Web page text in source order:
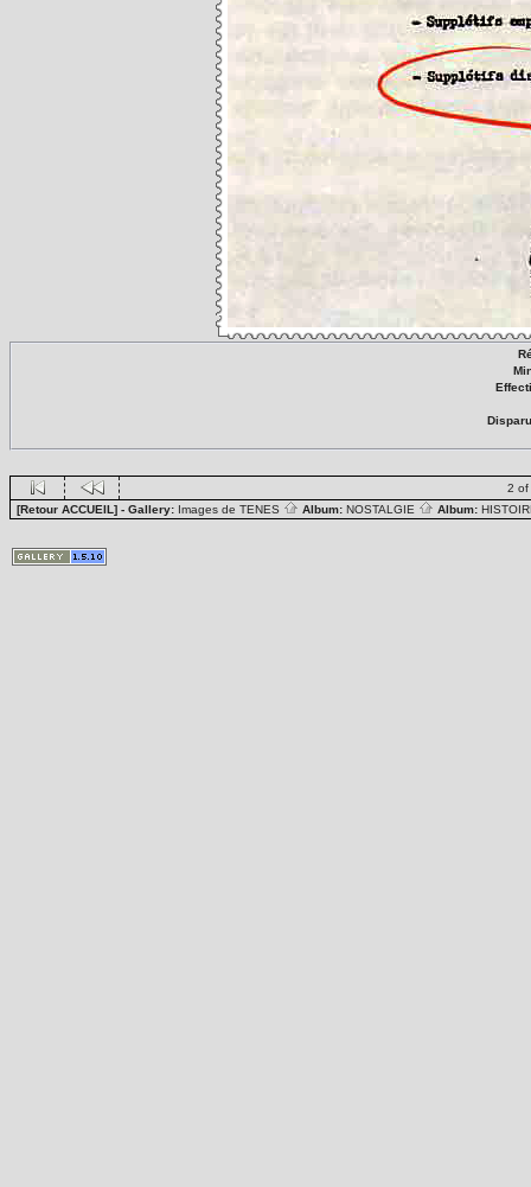
2 of
[Retour ACCUEIL] - Gallery: Images de TENES Album: NOSTALGIE Album: